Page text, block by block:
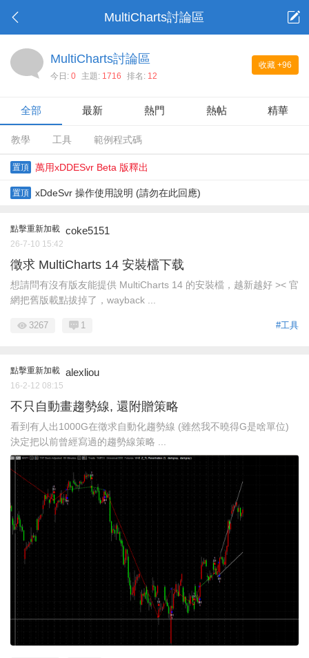
MultiCharts討論區
收藏 +96
MultiCharts討論區
今日: 0 主題: 1716 排名: 12
全部 最新 熱門 熱帖 精華
教學 工具 範例程式碼
置頂 萬用xDDESvr Beta 版釋出
置頂 xDdeSvr 操作使用說明 (請勿在此回應)
點擊重新加載 coke5151
26-7-10 15:42
徵求 MultiCharts 14 安裝檔下载
想請問有沒有版友能提供 MultiCharts 14 的安裝檔，越新越好 >< 官
網把舊版載點拔掉了，wayback ...
#工具
3267 1
點擊重新加載 alexliou
16-2-12 08:15
不只自動畫趨勢線, 還附贈策略
看到有人出1000G在徵求自動化趨勢線 (雖然我不曉得G是啥單位)
決定把以前曾經寫過的趨勢線策略 ...